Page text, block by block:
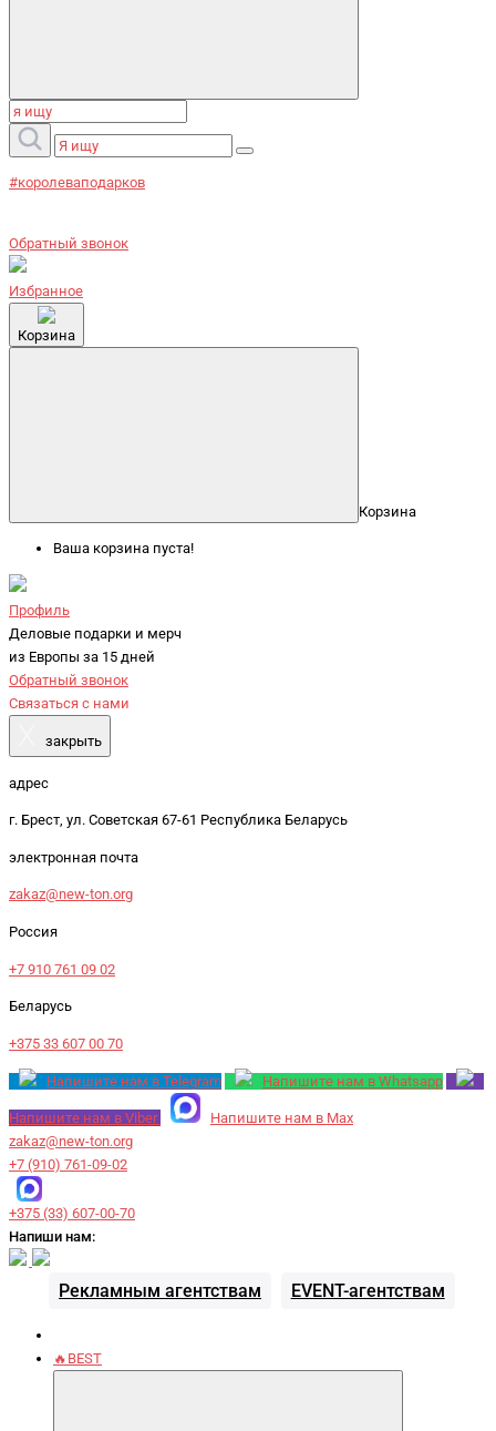
#королеваподарков
Обратный звонок
Избранное
Корзина
Корзина
Ваша корзина пуста!
Профиль
Деловые подарки и мерч
из Европы за 15 дней
Обратный звонок
Связаться с нами
закрыть
адрес
г. Брест, ул. Советская 67-61 Республика Беларусь
электронная почта
zakaz@new-ton.org
Россия
+7 910 761 09 02
Беларусь
+375 33 607 00 70
Напишите нам в Telegram Напишите нам в Whatsapp
Напишите нам в Viber
Напишите нам в Max
zakaz@new-ton.org
+7 (910) 761-09-02
+375 (33) 607-00-70
Напиши нам:
Рекламным агентствам EVENT-агентствам
🔥BEST